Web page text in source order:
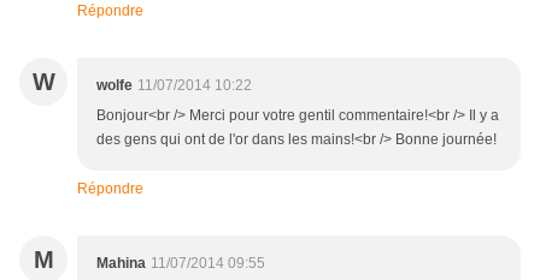
Répondre
W wolfe 11/07/2014 10:22
Bonjour<br /> Merci pour votre gentil commentaire!<br /> Il y a
des gens qui ont de l'or dans les mains!<br /> Bonne journée!
Répondre
M Mahina 11/07/2014 09:55